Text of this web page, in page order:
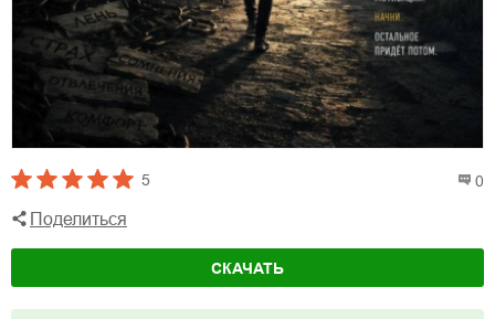
5 0
Поделиться
СКАЧАТЬ